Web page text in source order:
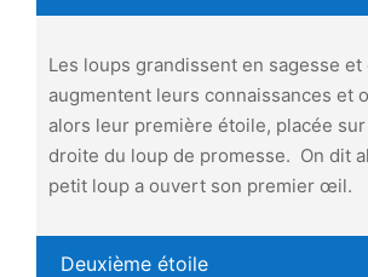
Les loups grandissent en sagesse et
augmentent leurs connaissances et
alors leur première étoile, placée
droite du loup de promesse. On dit
petit loup a ouvert son premier œil.
Deuxième étoile